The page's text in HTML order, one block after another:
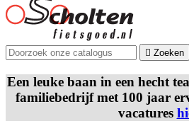
 Zoeken
Een leuke baan in een hecht
familiebedrijf met 100 jaar
vacatures